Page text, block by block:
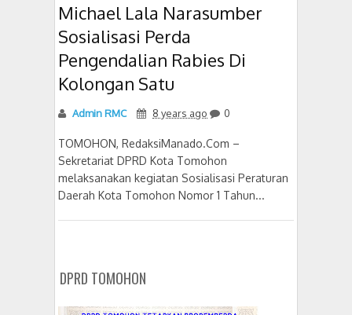
Michael Lala Narasumber
Sosialisasi Perda
Pengendalian Rabies Di
Kolongan Satu
Admin RMC 8 years ago 0
TOMOHON, RedaksiManado.Com –
Sekretariat DPRD Kota Tomohon
melaksanakan kegiatan Sosialisasi Peraturan
Daerah Kota Tomohon Nomor 1 Tahun...
DPRD TOMOHON